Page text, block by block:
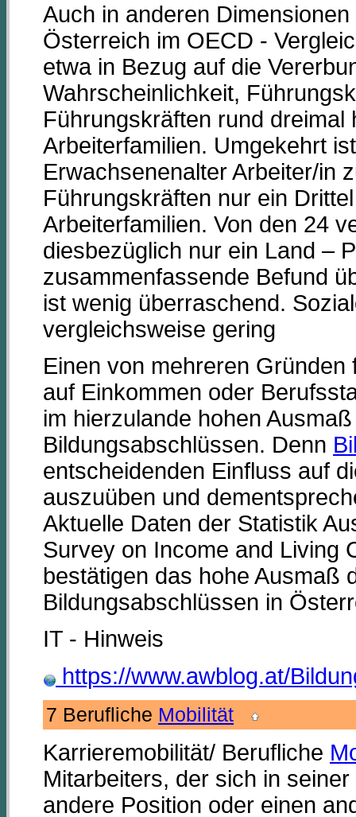
Auch in anderen
Österreich im OECD -
etwa in Bezug auf die
Wahrscheinlichkeit,
Führungskräften rund dreimal
Arbeiterfamilien. Umgekehrt
Erwachsenenalter Arbeiter/in
Führungskräften nur ein
Arbeiterfamilien. Von den 24
diesbezüglich nur ein Land –
zusammenfassende Befund
ist wenig überraschend.
vergleichsweise gering
Einen von mehreren
auf Einkommen oder
im hierzulande hohen
Bildungsabschlüssen. Denn
entscheidenden Einfluss auf
auszuüben und
Aktuelle Daten der Statistik
Survey on Income and Living
bestätigen das hohe Ausmaß
Bildungsabschlüssen in
IT - Hinweis
https://www.awblog.at/
7 Berufliche Mobilität
Karrieremobilität/ Berufliche
Mitarbeiters, der sich in
andere Position oder einen